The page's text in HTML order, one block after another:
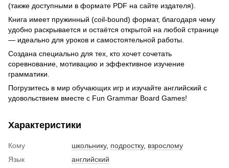
(также доступными в формате PDF на сайте издателя).
Книга имеет пружинный (coil-bound) формат, благодаря чему
удобно раскрывается и остаётся открытой на любой странице
— идеально для уроков и самостоятельной работы.
Создана специально для тех, кто хочет сочетать
соревнование, мотивацию и эффективное изучение
грамматики.
Погрузитесь в мир обучающих игр и изучайте английский с
удовольствием вместе с Fun Grammar Board Games!
Характеристики
Кому школьнику, подростку, взрослому
Язык
английский